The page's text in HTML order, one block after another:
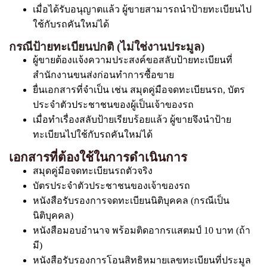
เมื่อได้รับอนุญาตแล้ว ผู้ขายสามารถนำป้ายทะเบียนไป
ใช้กับรถคันใหม่ได้
กรณีป้ายทะเบียนปกติ (ไม่ใช่งานประมูล)
ผู้ขายต้องแจ้งความประสงค์ขอสลับป้ายทะเบียนที่
สำนักงานขนส่งก่อนทำการซื้อขาย
ยื่นเอกสารที่จำเป็น เช่น สมุดคู่มือจดทะเบียนรถ, บัตร
ประจำตัวประชาชนของผู้เป็นเจ้าของรถ
เมื่อทำเรื่องสลับป้ายเรียบร้อยแล้ว ผู้ขายจึงนำป้าย
ทะเบียนไปใช้กับรถคันใหม่ได้
เอกสารที่ต้องใช้ในการดำเนินการ
สมุดคู่มือจดทะเบียนรถตัวจริง
บัตรประจำตัวประชาชนของเจ้าของรถ
หนังสือรับรองการจดทะเบียนนิติบุคคล (กรณีเป็น
นิติบุคคล)
หนังสือมอบอำนาจ พร้อมติดอากรแสตมป์ 10 บาท (ถ้า
มี)
หนังสือรับรองการโอนสิทธิหมายเลขทะเบียนที่ประมูล